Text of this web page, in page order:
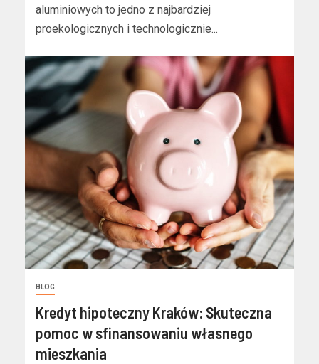
aluminiowych to jedno z najbardziej
proekologicznych i technologicznie...
BLOG
Kredyt hipoteczny Kraków: Skuteczna
pomoc w sfinansowaniu własnego
mieszkania